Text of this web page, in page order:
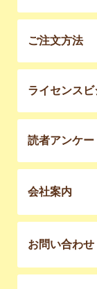
ご注文方法
ライセンスビ
読者アンケー
会社案内
お問い合わせ